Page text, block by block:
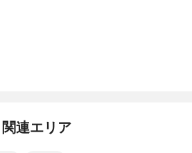
関連エリア